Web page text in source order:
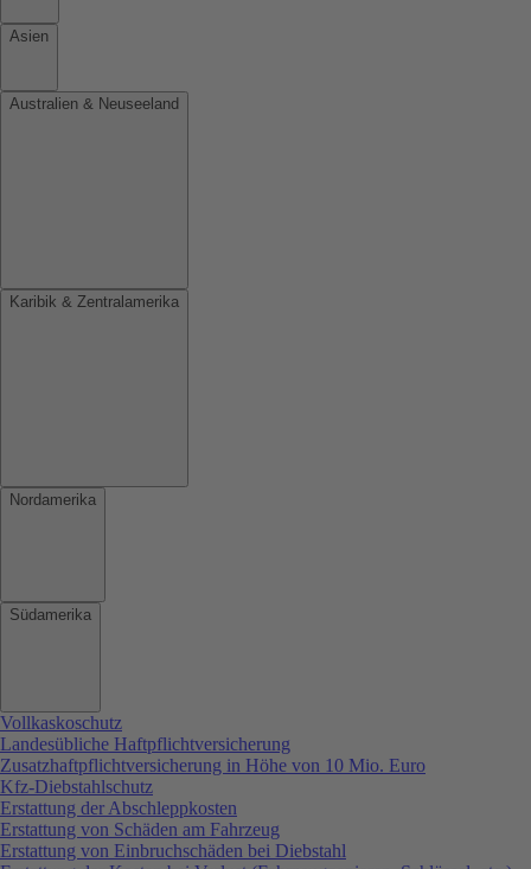
Asien
Australien & Neuseeland
Karibik & Zentralamerika
Nordamerika
Südamerika
Vollkaskoschutz
Landesübliche Haftpflichtversicherung
Zusatzhaftpflichtversicherung in Höhe von 10 Mio. Euro
Kfz-Diebstahlschutz
Erstattung der Abschleppkosten
Erstattung von Schäden am Fahrzeug
Erstattung von Einbruchschäden bei Diebstahl